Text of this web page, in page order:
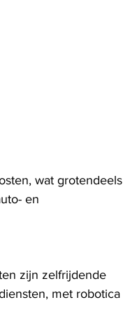
wat grotendeels
en
zijn zelfrijdende
met robotica